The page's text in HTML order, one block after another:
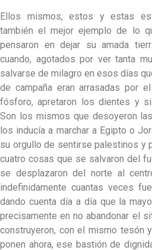
Ellos mismos, estos y estas
también el mejor ejemplo de lo
pensaron en dejar su amada
cuando, agotados por ver tanta
salvarse de milagro en esos días
de campaña eran arrasadas por
fósforo, apretaron los dientes y
Son los mismos que desoyeron
los inducía a marchar a Egipto o
su orgullo de sentirse palestinos y
cuatro cosas que se salvaron del
se desplazaron del norte al
indefinidamente cuantas veces
dando cuenta día a día que la
precisamente en no abandonar el
construyeron, con el mismo tesón
ponen ahora, ese bastión de